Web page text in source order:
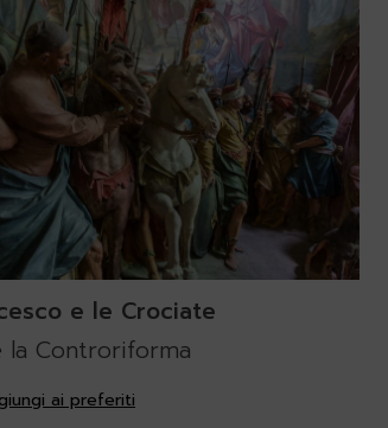
e le Crociate
la Controriforma
ai preferiti